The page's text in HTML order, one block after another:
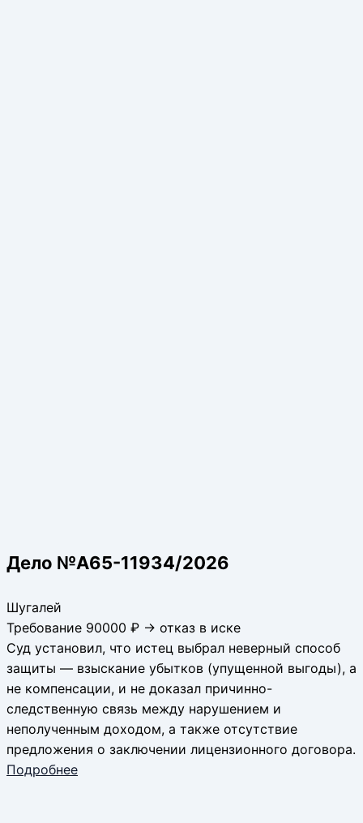
Дело №А65-11934/2026
Шугалей
Требование 90000 ₽ → отказ в иске
Суд установил, что истец выбрал неверный способ
защиты — взыскание убытков (упущенной выгоды), а
не компенсации, и не доказал причинно-
следственную связь между нарушением и
неполученным доходом, а также отсутствие
предложения о заключении лицензионного договора.
Подробнее